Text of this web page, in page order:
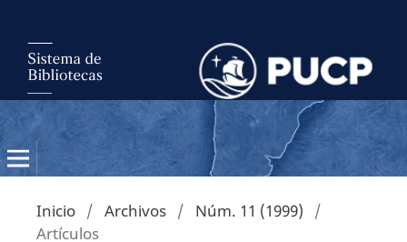
Inicio / Archivos / Núm. 11 (1999)
/
Artículos